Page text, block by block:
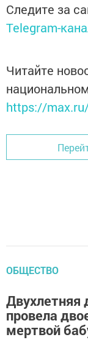
Следите за
Telegram-
Читайте
https://
ОБЩЕСТВО
Двухлетняя
провела
мертвой